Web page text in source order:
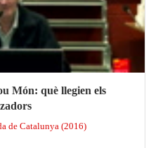
Món: què llegien els
de Catalunya (2016)